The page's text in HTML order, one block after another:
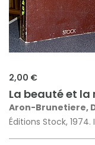
2,00 €
La beauté et la
Aron-Brunetiere,
Éditions Stock,